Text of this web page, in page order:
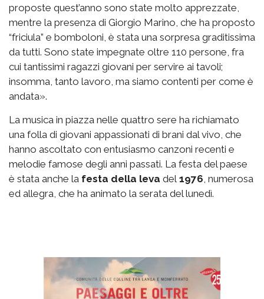
proposte quest’anno sono state molto apprezzate,
mentre la presenza di Giorgio Marino, che ha proposto
“friciula” e bomboloni, è stata una sorpresa graditissima
da tutti. Sono state impegnate oltre 110 persone, fra
cui tantissimi ragazzi giovani per servire ai tavoli;
insomma, tanto lavoro, ma siamo contenti per come è
andata».
La musica in piazza nelle quattro sere ha richiamato
una folla di giovani appassionati di brani dal vivo, che
hanno ascoltato con entusiasmo canzoni recenti e
melodie famose degli anni passati. La festa del paese
è stata anche la festa della leva del 1976, numerosa
ed allegra, che ha animato la serata del lunedì.